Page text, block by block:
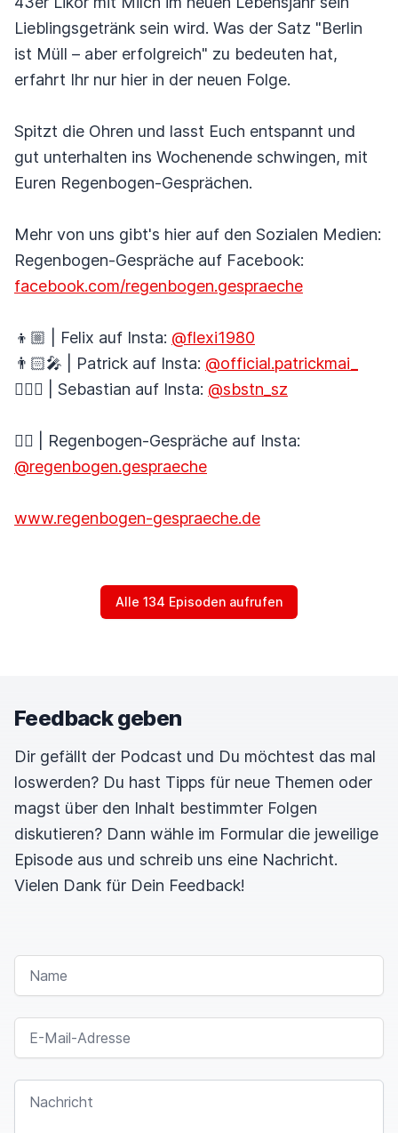
Lieblingsgetränk sein wird. Was der Satz "Berlin
ist Müll – aber erfolgreich" zu bedeuten hat,
erfahrt Ihr nur hier in der neuen Folge.
Spitzt die Ohren und lasst Euch entspannt und
gut unterhalten ins Wochenende schwingen, mit
Euren Regenbogen-Gesprächen.
Mehr von uns gibt's hier auf den Sozialen Medien:
Regenbogen-Gespräche auf Facebook:
facebook.com/regenbogen.gespraeche
👦🏼 | Felix auf Insta: @flexi1980
👨🏻‍🎤 | Patrick auf Insta: @official.patrickmai_
🚴🏼‍♂️ | Sebastian auf Insta: @sbstn_sz
🏳️‍🌈 | Regenbogen-Gespräche auf Insta:
@regenbogen.gespraeche
www.regenbogen-gespraeche.de
Alle 134 Episoden aufrufen
Feedback geben
Dir gefällt der Podcast und Du möchtest das mal
loswerden? Du hast Tipps für neue Themen oder
magst über den Inhalt bestimmter Folgen
diskutieren? Dann wähle im Formular die jeweilige
Episode aus und schreib uns eine Nachricht.
Vielen Dank für Dein Feedback!
NAME
E-MAIL-ADRESSE
NACHRICHT